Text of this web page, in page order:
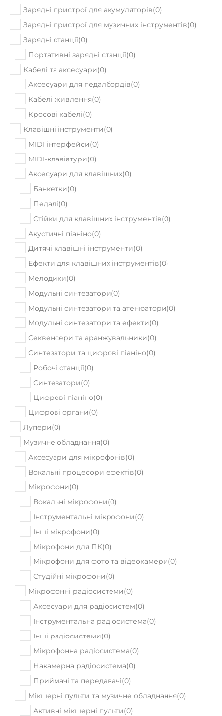
Зарядні пристрої для акумуляторів(0)
Зарядні пристрої для музичних інструментів(0)
Зарядні станції(0)
Портативні зарядні станції(0)
Кабелі та аксесуари(0)
Аксесуари для педалбордів(0)
Кабелі живлення(0)
Кросові кабелі(0)
Клавішні інструменти(0)
MIDI інтерфейси(0)
MIDI-клавіатури(0)
Аксесуари для клавішних(0)
Банкетки(0)
Педалі(0)
Стійки для клавішних інструментів(0)
Акустичні піаніно(0)
Дитячі клавішні інструменти(0)
Ефекти для клавішних інструментів(0)
Мелодики(0)
Модульні синтезатори(0)
Модульні синтезатори та атенюатори(0)
Модульні синтезатори та ефекти(0)
Секвенсери та аранжувальники(0)
Синтезатори та цифрові піаніно(0)
Робочі станції(0)
Синтезатори(0)
Цифрові піаніно(0)
Цифрові органи(0)
Лупери(0)
Музичне обладнання(0)
Аксeсуари для мікрофонів(0)
Вокальні процесори ефектів(0)
Мікрофони(0)
Вокальні мікрофони(0)
Інструментальні мікрофони(0)
Інші мікрофони(0)
Мікрофони для ПК(0)
Мікрофони для фото та відеокамери(0)
Студійні мікрофони(0)
Мікрофонні радіосистеми(0)
Аксесуари для радіосистем(0)
Інструментальна радіосистема(0)
Інші радіосистеми(0)
Мікрофонна радіосистема(0)
Накамерна радіосистема(0)
Приймачі та передавачі(0)
Мікшерні пульти та музичне обладнання(0)
Активні мікшерні пульти(0)